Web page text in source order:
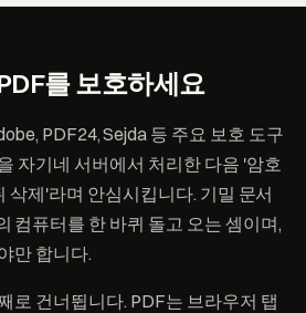
를 보호하세요
PDF24, Sejda 등 주요 보호 도구
자기네 서버에서 처리한 다음 '암호
삭제'라며 안심시킵니다. 기밀 문서
컴퓨터를 한 바퀴 돌고 오는 셈이며,
만 합니다.
로 건너뜁니다. PDF는 브라우저 탭